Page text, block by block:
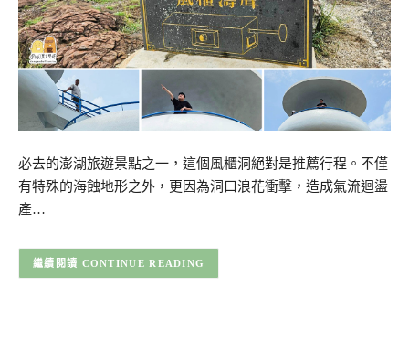
必去的澎湖旅遊景點之一，這個風櫃洞絕對是推薦行程。不僅
有特殊的海蝕地形之外，更因為洞口浪花衝擊，造成氣流迴盪
產…
CONTINUE READING